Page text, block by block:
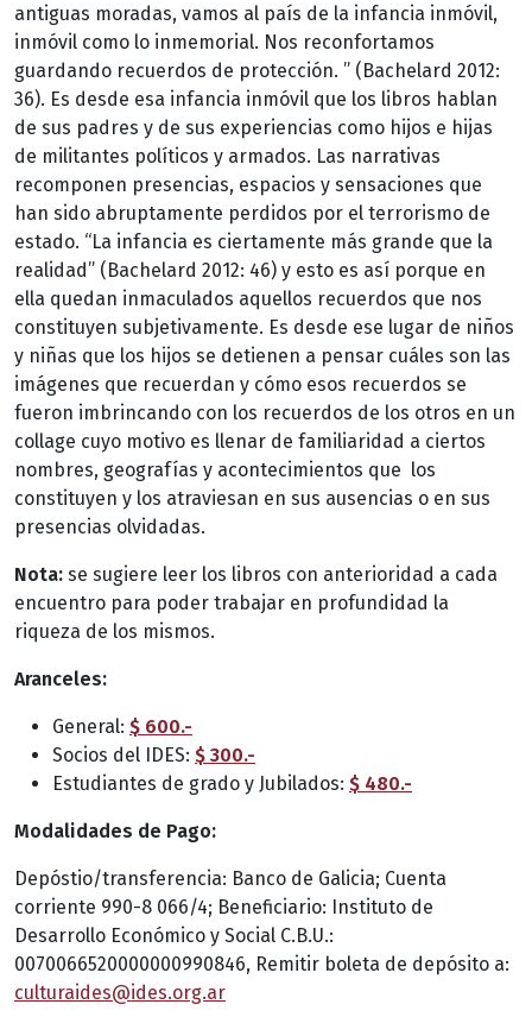
antiguas moradas, vamos al país de la infancia inmóvil,
inmóvil como lo inmemorial. Nos reconfortamos
guardando recuerdos de protección. ” (Bachelard 2012:
36). Es desde esa infancia inmóvil que los libros hablan
de sus padres y de sus experiencias como hijos e hijas
de militantes políticos y armados. Las narrativas
recomponen presencias, espacios y sensaciones que
han sido abruptamente perdidos por el terrorismo de
estado. “La infancia es ciertamente más grande que la
realidad” (Bachelard 2012: 46) y esto es así porque en
ella quedan inmaculados aquellos recuerdos que nos
constituyen subjetivamente. Es desde ese lugar de niños
y niñas que los hijos se detienen a pensar cuáles son las
imágenes que recuerdan y cómo esos recuerdos se
fueron imbrincando con los recuerdos de los otros en un
collage cuyo motivo es llenar de familiaridad a ciertos
nombres, geografías y acontecimientos que los
constituyen y los atraviesan en sus ausencias o en sus
presencias olvidadas.
Nota: se sugiere leer los libros con anterioridad a cada
encuentro para poder trabajar en profundidad la
riqueza de los mismos.
Aranceles:
General: $ 600.-
Socios del IDES: $ 300.-
Estudiantes de grado y Jubilados: $ 480.-
Modalidades de Pago:
Depóstio/transferencia: Banco de Galicia; Cuenta
corriente 990-8 066/4; Beneficiario: Instituto de
Desarrollo Económico y Social C.B.U.:
0070066520000000990846, Remitir boleta de depósito a:
culturaides@ides.org.ar